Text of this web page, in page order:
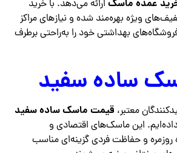
عمده ماسک ارائه می‌دهد. با خرید
ویژه بهره‌مند شده و نیازهای مراکز
بهداشتی خود را به‌راحتی برطرف
ساده سفید
معتبر، قیمت ماسک ساده سفید
داده‌ایم. این ماسک‌های اقتصادی و
روزمره و حفاظت فردی گزینه‌ای مناسب